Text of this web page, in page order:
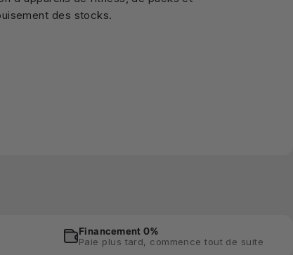
des stocks.
Financement 0%
Paie plus tard, commence tout de suite